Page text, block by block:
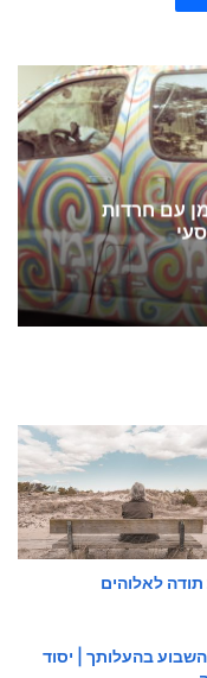
עם חרדות
לאלוהים
בהעלותך | יסוד